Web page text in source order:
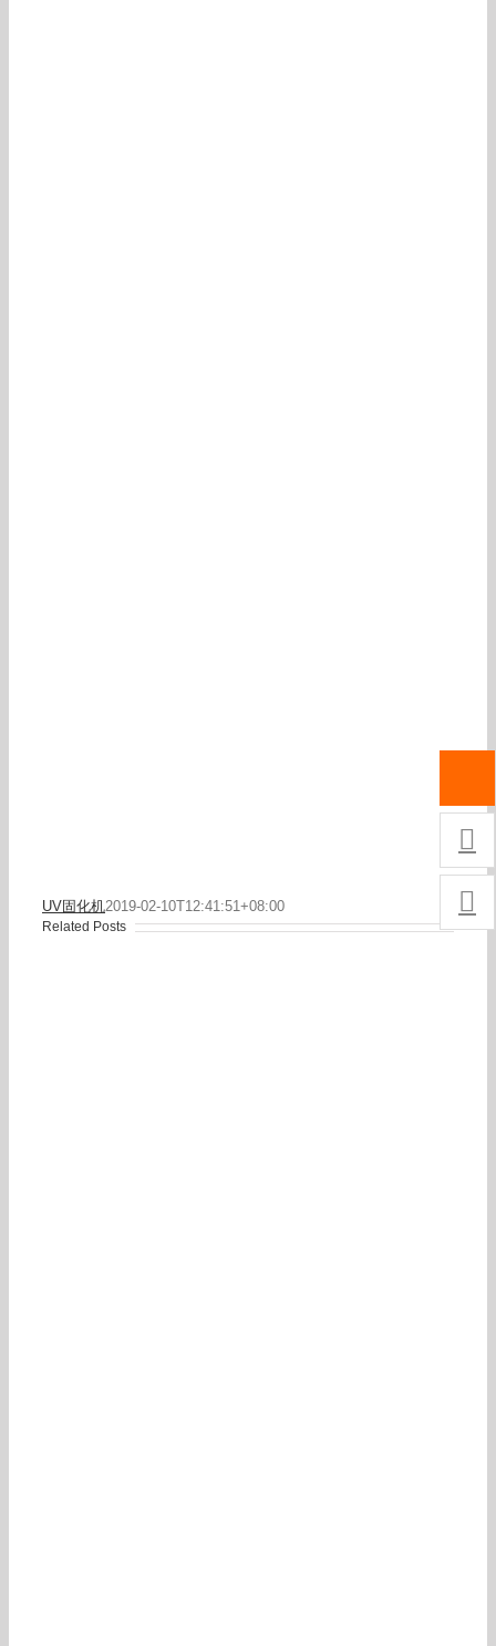
UV固化机2019-02-10T12:41:51+08:00
Related Posts

